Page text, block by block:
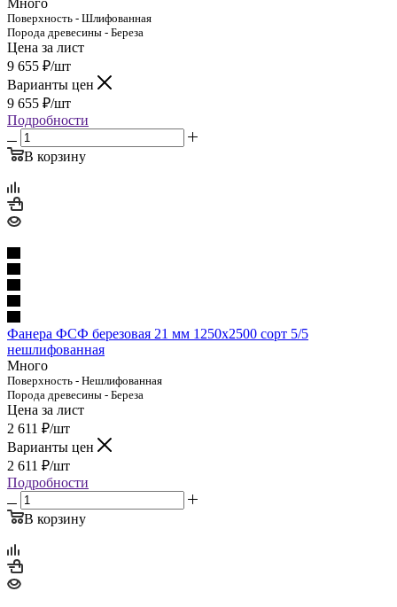
Поверхность - Шлифованная
Порода древесины - Береза
Цена за лист
9 655 ₽/шт
Варианты цен
9 655 ₽/шт
Подробности
В корзину
Фанера ФСФ березовая 21 мм 1250х2500 сорт 5/5
нешлифованная
Много
Поверхность - Нешлифованная
Порода древесины - Береза
Цена за лист
2 611 ₽/шт
Варианты цен
2 611 ₽/шт
Подробности
В корзину